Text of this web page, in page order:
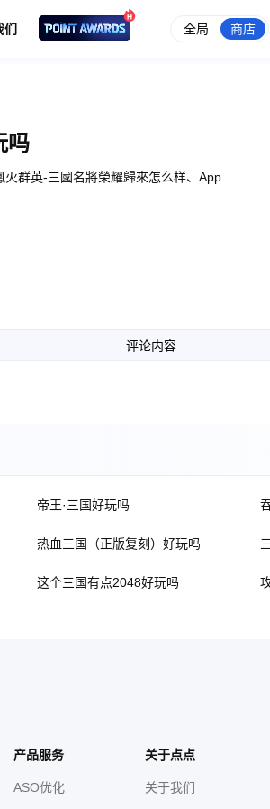
们 全局 商店
吗
群英-三國名將榮耀歸來怎么样、App
评论内容
帝王·三国好玩吗
热血三国（正版复刻）好玩吗
这个三国有点2048好玩吗
产品服务
ASO优化
关于点点
关于我们